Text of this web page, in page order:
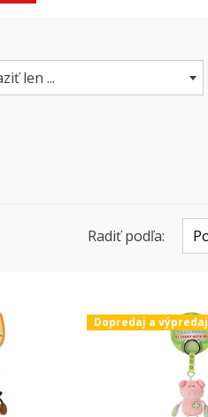
len ...
Radiť podľa:
Dopredaj a výpredaj